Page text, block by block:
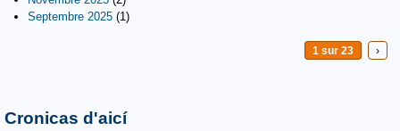
Septembre 2025 (1)
1 sur 23 ›
Cronicas d'aicí